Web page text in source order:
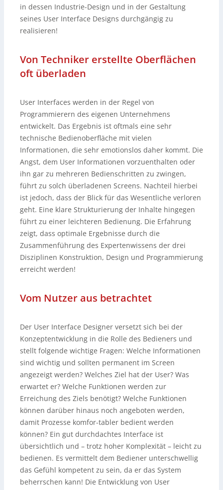
in dessen Industrie-Design und in der Gestaltung
seines User Interface Designs durchgängig zu
realisieren!
Von Techniker erstellte Oberflächen
oft überladen
User Interfaces werden in der Regel von
Programmierern des eigenen Unternehmens
entwickelt. Das Ergebnis ist oftmals eine sehr
technische Bedienoberfläche mit vielen
Informationen, die sehr emotionslos daher kommt. Die
Angst, dem User Informationen vorzuenthalten oder
ihn gar zu mehreren Bedienschritten zu zwingen,
führt zu solch überladenen Screens. Nachteil hierbei
ist jedoch, dass der Blick für das Wesentliche verloren
geht. Eine klare Strukturierung der Inhalte hingegen
führt zu einer leichteren Bedienung. Die Erfahrung
zeigt, dass optimale Ergebnisse durch die
Zusammenführung des Expertenwissens der drei
Disziplinen Konstruktion, Design und Programmierung
erreicht werden!
Vom Nutzer aus betrachtet
Der User Interface Designer versetzt sich bei der
Konzeptentwicklung in die Rolle des Bedieners und
stellt folgende wichtige Fragen: Welche Informationen
sind wichtig und sollten permanent im Screen
angezeigt werden? Welches Ziel hat der User? Was
erwartet er? Welche Funktionen werden zur
Erreichung des Ziels benötigt? Welche Funktionen
können darüber hinaus noch angeboten werden,
damit Prozesse komfor-tabler bedient werden
können? Ein gut durchdachtes Interface ist
übersichtlich und – trotz hoher Komplexität – leicht zu
bedienen. Es vermittelt dem Bediener unterschwellig
das Gefühl kompetent zu sein, da er das System
beherrschen kann! Die Entwicklung von User